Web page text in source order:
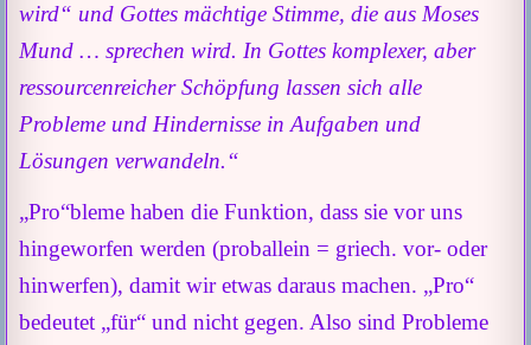
wird“ und Gottes mächtige Stimme, die aus Moses
Mund … sprechen wird. In Gottes komplexer, aber
ressourcenreicher Schöpfung lassen sich alle
Probleme und Hindernisse in Aufgaben und
Lösungen verwandeln.“
„Pro“bleme haben die Funktion, dass sie vor uns
hingeworfen werden (proballein = griech. vor- oder
hinwerfen), damit wir etwas daraus machen. „Pro“
bedeutet „für“ und nicht gegen. Also sind Probleme